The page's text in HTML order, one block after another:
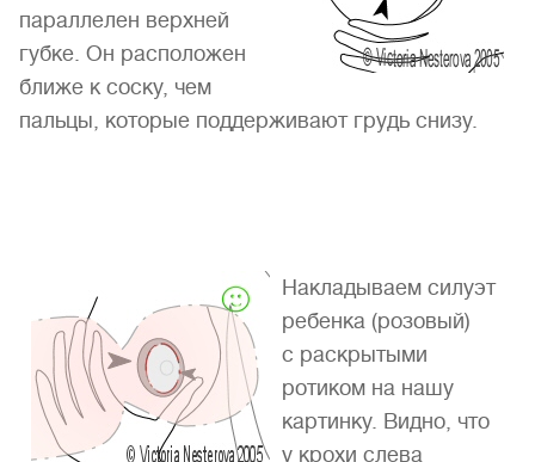
параллелен верхней
губке. Он расположен
ближе к соску, чем
пальцы, которые поддерживают грудь снизу.
Накладываем силуэт
ребенка (розовый)
с раскрытыми
ротиком на нашу
картинку. Видно, что
у крохи слева